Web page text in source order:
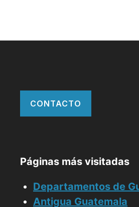
CONTACTO
Páginas más visitadas
Departamentos de
Antigua Guatemala